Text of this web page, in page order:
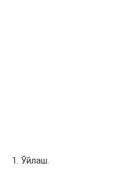
1. Ўйлаш.